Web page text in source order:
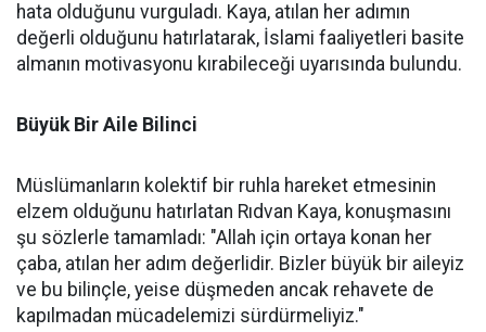
hata olduğunu vurguladı. Kaya, atılan her adımın
değerli olduğunu hatırlatarak, İslami faaliyetleri basite
almanın motivasyonu kırabileceği uyarısında bulundu.
Büyük Bir Aile Bilinci
Müslümanların kolektif bir ruhla hareket etmesinin
elzem olduğunu hatırlatan Rıdvan Kaya, konuşmasını
şu sözlerle tamamladı: "Allah için ortaya konan her
çaba, atılan her adım değerlidir. Bizler büyük bir aileyiz
ve bu bilinçle, yeise düşmeden ancak rehavete de
kapılmadan mücadelemizi sürdürmeliyiz."